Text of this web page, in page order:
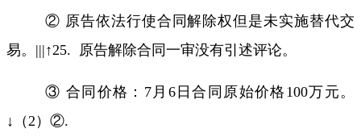
② 原告依法行使合同解除权但是未实施替代交
易。 |||↑25. 原告解除合同一审没有引述评论。
③ 合同价格： 7月 6日合同原始价格 100万元。
↓（ 2 ）②.